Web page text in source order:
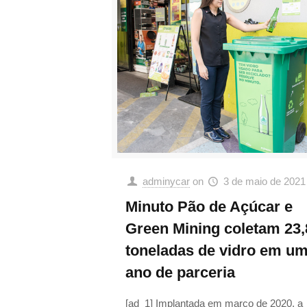
adminycar on 3 de maio de 2021
Minuto Pão de Açúcar e
Green Mining coletam
toneladas de vidro em
ano de parceria
[ad_1] Implantada em março de 2020, a